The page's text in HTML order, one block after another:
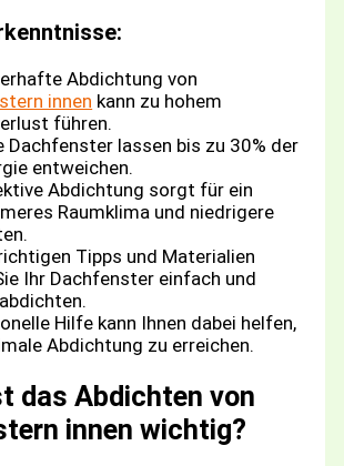
Abdichtung von
innen kann zu hohem
führen.
Dachfenster lassen bis zu 30% der
entweichen.
Abdichtung sorgt für ein
Raumklima und niedrigere
Tipps und Materialien
Ihr Dachfenster einfach und
Hilfe kann Ihnen dabei helfen,
Abdichtung zu erreichen.
das Abdichten von
innen wichtig?